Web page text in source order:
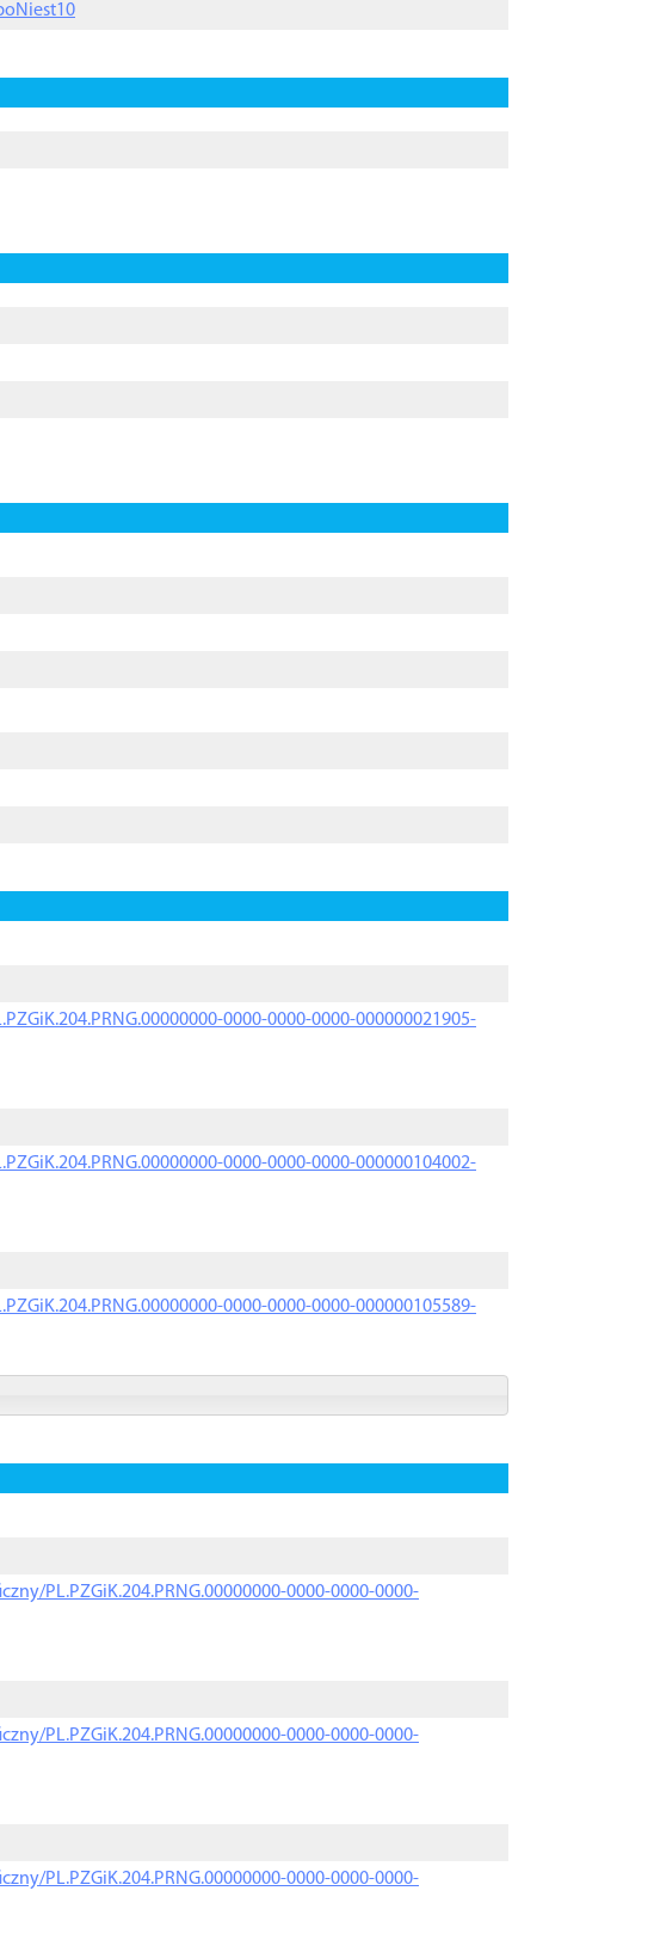
0000-0000-0000-000000021905-
0000-0000-0000-000000104002-
0000-0000-0000-000000105589-
PL.PZGiK.204.PRNG.00000000-0000-0000-0000-
PL.PZGiK.204.PRNG.00000000-0000-0000-0000-
PL.PZGiK.204.PRNG.00000000-0000-0000-0000-